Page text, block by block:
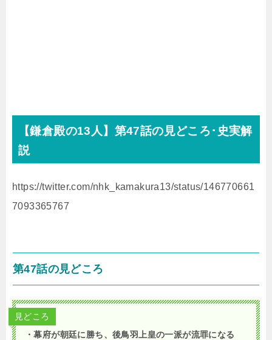
【鎌倉殿の13 人】第47話の見どころ･史実解
説
https://twitter.com/nhk_kamakura13/status/146770661
7093365767
第47話の見どころ
見どころ
・幕府が朝廷に勝ち、後鳥羽上皇の一派が流罪になる